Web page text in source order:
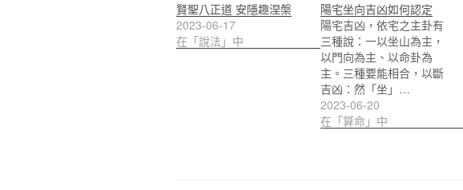
賢聖八正道 安隱趣涅槃
2023-06-17
在「說法」中
陽宅坐向吉凶如何認定
陽宅吉凶，依宅之主卦有
三種說：一以坐山為主，
以門向為主、以命卦為
主。三種要能相合，以斷
吉凶：然「坐」…
2023-06-20
在「算命」中